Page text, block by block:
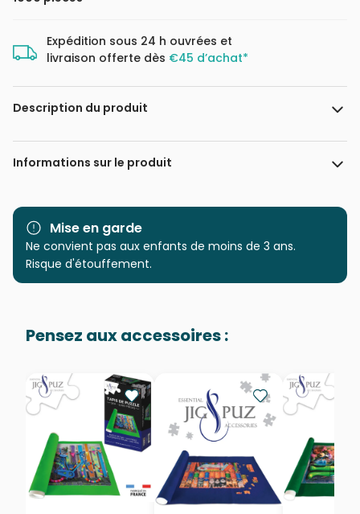
Expédition sous 24 h ouvrées et
livraison offerte dès €45 d’achat*
Description du produit
P D Moreno
Informations sur le produit
Marque Master Pieces
Catégorie
Puzzles - Cottages et
EAN 705988721809
Nombre de pièces 1000 pièces
Dimensions 48 x 67 cm
Mise en garde
Ne convient pas aux enfants de moins de 3 ans.
Risque d'étouffement.
Pensez aux accessoires :